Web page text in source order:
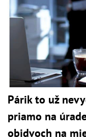
Párik to už
priamo na
obidvoch na